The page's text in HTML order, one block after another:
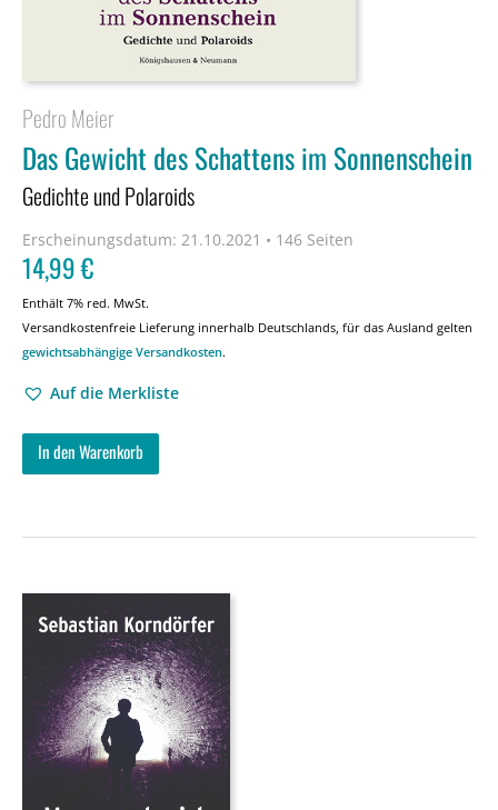
Pedro Meier
Das Gewicht des Schattens im Sonnenschein
Gedichte und Polaroids
Erscheinungsdatum: 21.10.2021 • 146 Seiten
14,99€
Enthält 7% red. MwSt.
Versandkostenfreie Lieferung innerhalb Deutschlands, für das Ausland gelten
gewichtsabhängige Versandkosten.
Auf die Merkliste
In den Warenkorb